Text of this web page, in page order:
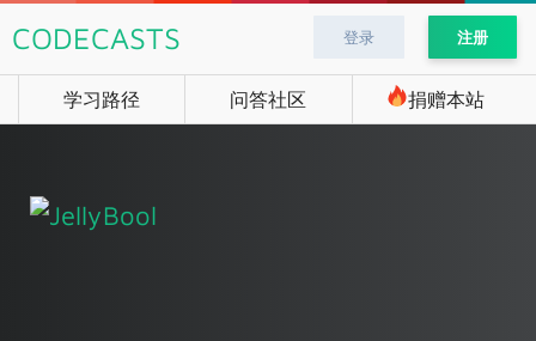
CODECASTS 登录 注册
学习路径 问答社区 捐赠本站